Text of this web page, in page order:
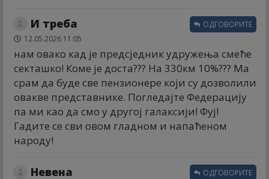
И треба
12.05.2026 11:05
нам овако кад је предсједник удружења смеће
секташко! Коме је доста??? На 330км 10%??? Ма
срам да буде све пензионере који су дозволили
овакве представнике. Погледајте Федерацију
па ми као да смо у другој галаксији! Фуј!
Гадите се сви овом гладном и напаћеном
народу!
ОДГОВОРИТЕ
Невена ОДГОВОРИТЕ